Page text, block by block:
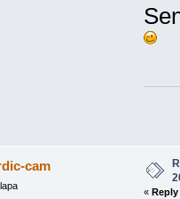
cam
«